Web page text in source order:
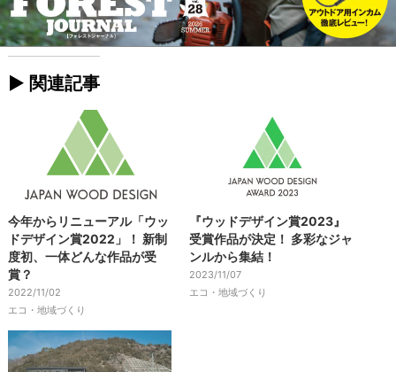
► 関連記事
今年からリニューアル「ウッ
ドデザイン賞2022」！ 新制
度初、一体どんな作品が受
賞？
2022/11/02
エコ・地域づくり
『ウッドデザイン賞2023』
受賞作品が決定！ 多彩なジャ
ンルから集結！
2023/11/07
エコ・地域づくり